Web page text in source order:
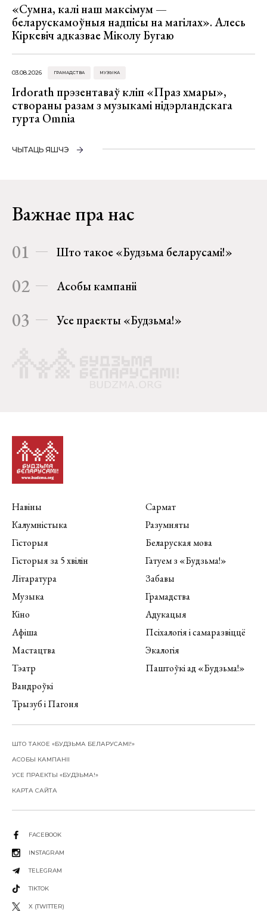
«Сумна, калі наш максімум —
беларускамоўныя надпісы на магілах». Алесь
Кіркевіч адказвае Міколу Бугаю
03.08.2026 ГРАМАДСТВА МУЗЫКА
Irdorath прэзентаваў кліп «Праз хмары»,
створаны разам з музыкамі нідэрландскага
гурта Omnia
ЧЫТАЦЬ ЯШЧЭ
Важнае пра нас
01 Што такое «Будзьма беларусамі!»
02 Асобы кампаніі
03 Усе праекты «Будзьма!»
Навіны
Калумністыка
Гісторыя
Гісторыя за 5 хвілін
Літаратура
Музыка
Кіно
Афіша
Мастацтва
Тэатр
Вандроўкі
Трызуб і Пагоня
Сармат
Разумняты
Беларуская мова
Гатуем з «Будзьма!»
Забавы
Грамадства
Адукацыя
Псіхалогія і самаразвіццё
Экалогія
Паштоўкі ад «Будзьма!»
ШТО ТАКОЕ «БУДЗЬМА БЕЛАРУСАМІ!»
АСОБЫ КАМПАНІІ
УСЕ ПРАЕКТЫ «БУДЗЬМА!»
КАРТА САЙТА
FACEBOOK
INSTAGRAM
TELEGRAM
TIKTOK
X (TWITTER)